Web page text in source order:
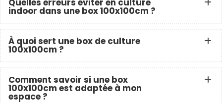
Quelles erreurs éviter en culture
indoor dans une box 100x100cm ?
À quoi sert une box de culture
100x100cm ?
Comment savoir si une box
100x100cm est adaptée à mon
espace ?